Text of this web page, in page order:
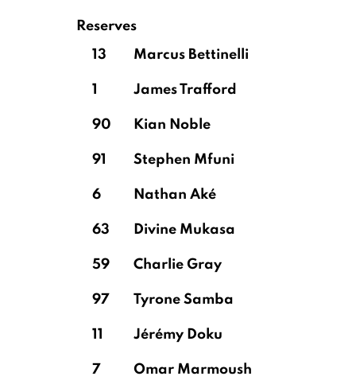
Reserves
13
Marcus Bettinelli
1 James Trafford
90 Kian Noble
91 Stephen Mfuni
6 Nathan Aké
63 Divine Mukasa
59 Charlie Gray
97 Tyrone Samba
11 Jérémy Doku
7 Omar Marmoush